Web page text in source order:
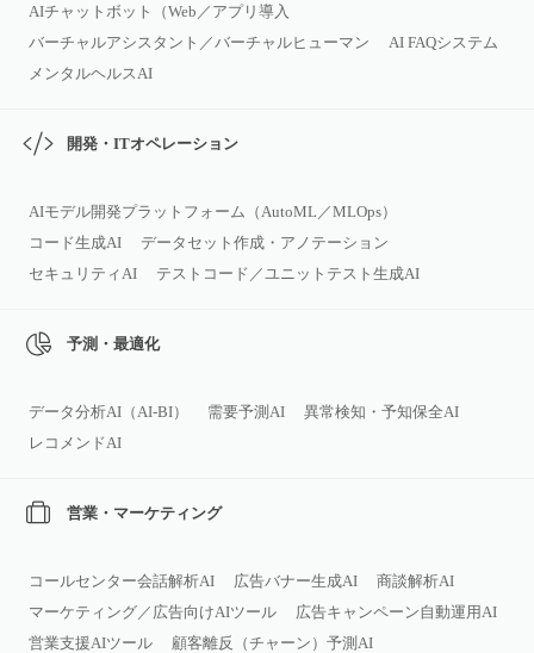
AIチャットボット（Web／アプリ導入
バーチャルアシスタント／バーチャルヒューマン
AI FAQシステム
メンタルヘルスAI
開発・ITオペレーション
AIモデル開発プラットフォーム（AutoML／MLOps）
コード生成AI
データセット作成・アノテーション
セキュリティAI
テストコード／ユニットテスト生成AI
予測・最適化
データ分析AI（AI‑BI） 需要予測AI
異常検知・予知保全AI
レコメンドAI
営業・マーケティング
コールセンター会話解析AI 広告バナー生成AI
商談解析AI
マーケティング／広告向けAIツール
広告キャンペーン自動運用AI
営業支援AIツール
顧客離反（チャーン）予測AI